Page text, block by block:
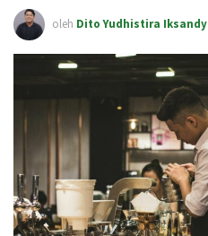
oleh Dito Yudhistira Iksandy